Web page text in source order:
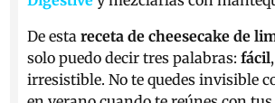
De estareceta de cheesecake de
solo puedo decir tres palabras:fácil
irresistible. No te quedes invisible